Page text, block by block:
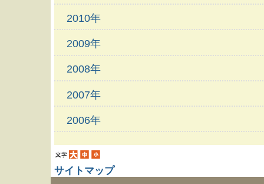
2010年
2009年
2008年
2007年
2006年
サイトマップ